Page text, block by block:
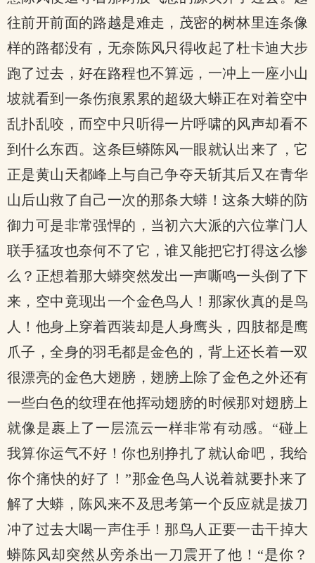
往前开前面的路越是难走，茂密的树林里连条像
样的路都没有，无奈陈风只得收起了杜卡迪大步
跑了过去，好在路程也不算远，一冲上一座小山
坡就看到一条伤痕累累的超级大蟒正在对着空中
乱扑乱咬，而空中只听得一片呼啸的风声却看不
到什么东西。这条巨蟒陈风一眼就认出来了，它
正是黄山天都峰上与自己争夺天斩其后又在青华
山后山救了自己一次的那条大蟒！这条大蟒的防
御力可是非常强悍的，当初六大派的六位掌门人
联手猛攻也奈何不了它，谁又能把它打得这么惨
么？正想着那大蟒突然发出一声嘶鸣一头倒了下
来，空中竟现出一个金色鸟人！那家伙真的是鸟
人！他身上穿着西装却是人身鹰头，四肢都是鹰
爪子，全身的羽毛都是金色的，背上还长着一双
很漂亮的金色大翅膀，翅膀上除了金色之外还有
一些白色的纹理在他挥动翅膀的时候那对翅膀上
就像是裹上了一层流云一样非常有动感。“碰上
我算你运气不好！你也别挣扎了就认命吧，我给
你个痛快的好了！”那金色鸟人说着就要扑来了
解了大蟒，陈风来不及思考第一个反应就是拔刀
冲了过去大喝一声住手！那鸟人正要一击干掉大
蟒陈风却突然从旁杀出一刀震开了他！“是你？